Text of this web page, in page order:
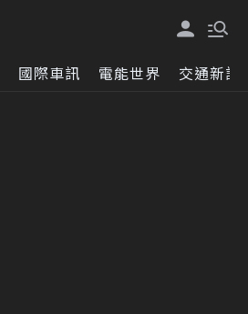
國際車訊 電能世界 交通新訊